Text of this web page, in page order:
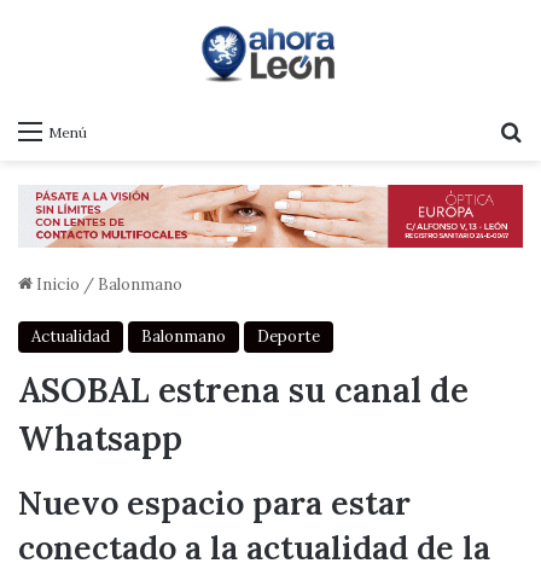
Menú
Inicio / Balonmano
Actualidad Balonmano Deporte
ASOBAL estrena su canal de
Whatsapp
Nuevo espacio para estar
conectado a la actualidad de la